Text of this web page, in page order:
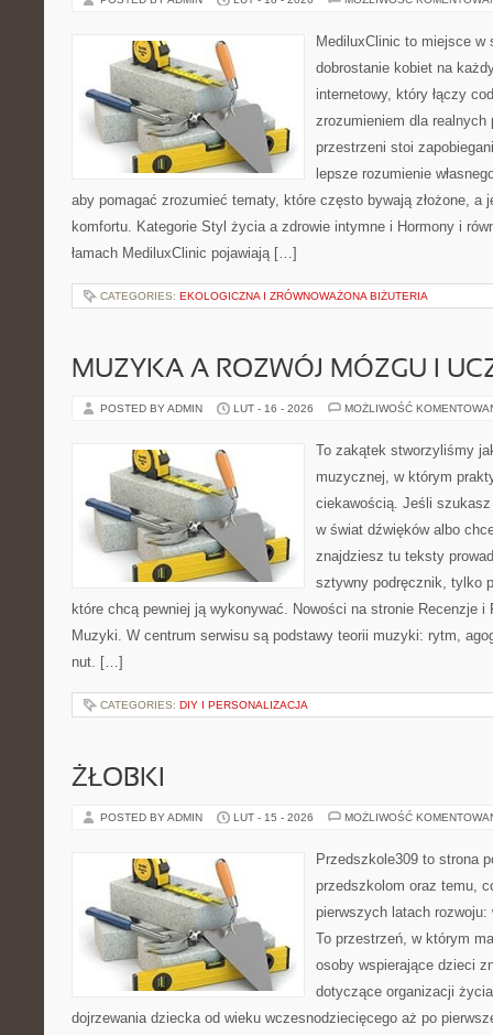
MediluxClinic to miejsce
dobrostanie kobiet na
internetowy, który łączy
zrozumieniem dla
przestrzeni stoi
lepsze rozumienie
aby pomagać zrozumieć tematy, które często bywają złożone, a
komfortu. Kategorie Styl życia a zdrowie intymne i Hormony i
łamach MediluxClinic pojawiają […]
CATEGORIES: EKOLOGICZNA I ZRÓWNOWAŻONA BIŻUTERIA
MUZYKA A ROZWÓJ MÓZGU I
POSTED BY ADMIN LUT - 16 - 2026 MOŻLIWOŚĆ
To zakątek stworzyliśmy
muzycznej, w którym
ciekawością. Jeśli
w świat dźwięków albo
znajdziesz tu teksty
sztywny podręcznik, tylko
które chcą pewniej ją wykonywać. Nowości na stronie Recenzje i
Muzyki. W centrum serwisu są podstawy teorii muzyki: rytm,
nut. […]
CATEGORIES: DIY I PERSONALIZACJA
ŻŁOBKI
POSTED BY ADMIN LUT - 15 - 2026 MOŻLIWOŚĆ
Przedszkole309 to strona
przedszkolom oraz temu,
pierwszych latach
To przestrzeń, w którym
osoby wspierające dzieci
dotyczące organizacji
dojrzewania dziecka od wieku wczesnodziecięcego aż po